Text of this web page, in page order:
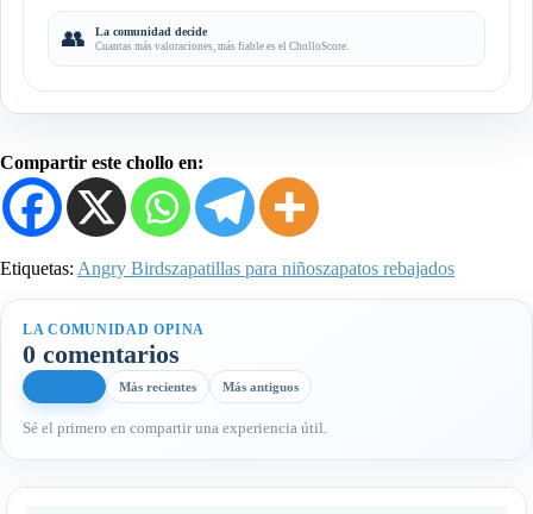
👥 La comunidad decide
Cuantas más valoraciones, más fiable es el CholloScore.
Compartir este chollo en:
Etiquetas: Angry Birdszapatillas para niñoszapatos rebajados
LA COMUNIDAD OPINA
0 comentarios
Más recientes Más antiguos
Sé el primero en compartir una experiencia útil.